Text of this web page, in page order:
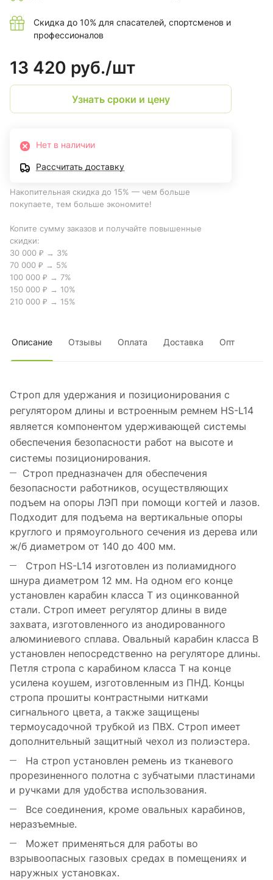
Скидка до 10% для спасателей, спортсменов и
профессионалов
13 420 руб./шт
Узнать сроки и цену
Нет в наличии
Рассчитать доставку
Накопительная скидка до 15% — чем больше
покупаете, тем больше экономите!
Копите сумму заказов и получайте повышенные
скидки:
30 000 ₽ → 3%
70 000 ₽ → 5%
100 000 ₽ → 7%
150 000 ₽ → 10%
210 000 ₽ → 15%
Описание Отзывы Оплата Доставка Опт
Строп для удержания и позиционирования с
регулятором длины и встроенным ремнем HS-L14
является компонентом удерживающей системы
обеспечения безопасности работ на высоте и
системы позиционирования.
Строп предназначен для обеспечения
безопасности работников, осуществляющих
подъем на опоры ЛЭП при помощи когтей и лазов.
Подходит для подъема на вертикальные опоры
круглого и прямоугольного сечения из дерева или
ж/б диаметром от 140 до 400 мм.
Строп HS-L14 изготовлен из полиамидного
шнура диаметром 12 мм. На одном его конце
установлен карабин класса Т из оцинкованной
стали. Строп имеет регулятор длины в виде
захвата, изготовленного из анодированного
алюминиевого сплава. Овальный карабин класса В
установлен непосредственно на регуляторе длины.
Петля стропа с карабином класса Т на конце
усилена коушем, изготовленным из ПНД. Концы
стропа прошиты контрастными нитками
сигнального цвета, а также защищены
термоусадочной трубкой из ПВХ. Строп имеет
дополнительный защитный чехол из полиэстера.
На строп установлен ремень из тканевого
прорезиненного полотна с зубчатыми пластинами
и ручками для удобства использования.
Все соединения, кроме овальных карабинов,
неразъемные.
Может применяться для работы во
взрывоопасных газовых средах в помещениях и
наружных установках.